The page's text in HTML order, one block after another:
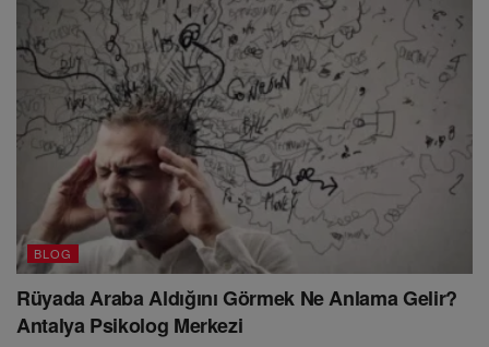
BLOG
Rüyada Araba Aldığını Görmek Ne Anlama Gelir?
Antalya Psikolog Merkezi